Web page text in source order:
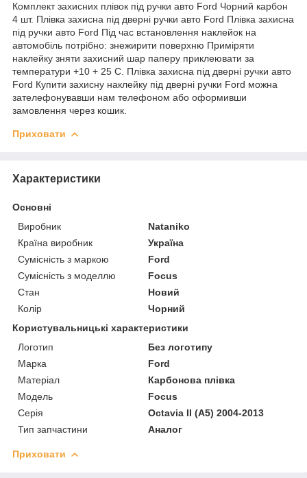
Комплект захисних плівок під ручки авто Ford Чорний карбон
4 шт. Плівка захисна під дверні ручки авто Ford Плівка захисна
під ручки авто Ford Під час встановлення наклейок на
автомобіль потрібно: знежирити поверхню Приміряти
наклейку зняти захисний шар паперу приклеювати за
температури +10 + 25 С. Плівка захисна під дверні ручки авто
Ford Купити захисну наклейку під дверні ручки Ford можна
зателефонувавши нам телефоном або оформивши
замовлення через кошик.
Приховати
Характеристики
Основні
Виробник
Nataniko
Країна виробник
Україна
Сумісність з маркою
Ford
Сумісність з моделлю
Focus
Стан
Новий
Колір
Чорний
Користувальницькі характеристики
Логотип
Без логотипу
Марка
Ford
Матеріал
Карбонова плівка
Мoдель
Focus
Серія
Octavia II (A5) 2004-2013
Тип запчастини
Аналог
Приховати